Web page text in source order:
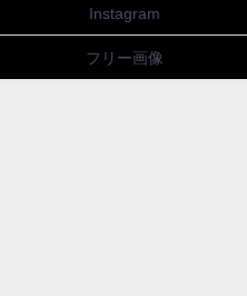
Instagram
フリー画像